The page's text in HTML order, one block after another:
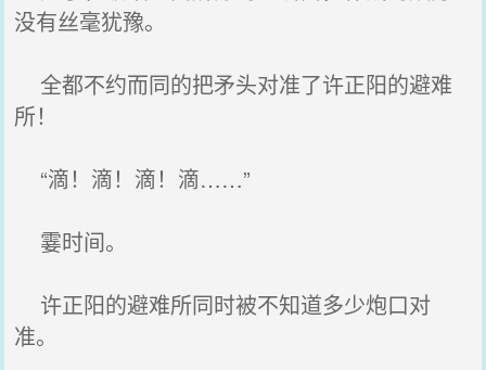
没有丝毫犹豫。
全都不约而同的把矛头对准了许正阳的避难
所！
“滴！滴！滴！滴……”
霎时间。
许正阳的避难所同时被不知道多少炮口对
准。